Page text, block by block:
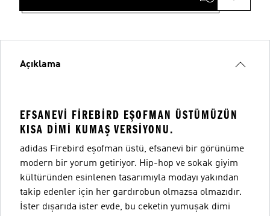
Açıklama
EFSANEVI FIREBIRD EŞOFMAN ÜSTÜMÜZÜN
KISA DIMI KUMAŞ VERSIYONU.
adidas Firebird eşofman üstü, efsanevi bir görünüme
modern bir yorum getiriyor. Hip-hop ve sokak giyim
kültüründen esinlenen tasarımıyla modayı yakından
takip edenler için her gardırobun olmazsa olmazıdır.
İster dışarıda ister evde, bu ceketin yumuşak dimi